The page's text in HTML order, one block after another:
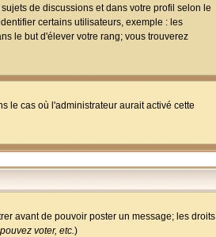
de discussions et dans votre profil selon le
certains utilisateurs, exemple : les
le but d'élever votre rang; vous trouverez
le cas où l'administrateur aurait activé cette
avant de pouvoir poster un message; les droits
voter, etc.)